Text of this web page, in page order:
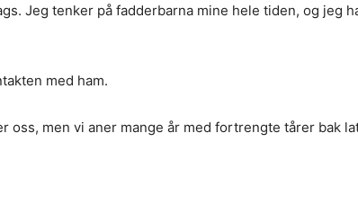
Jeg tenker på fadderbarna mine hele tiden, og jeg
med ham.
oss, men vi aner mange år med fortrengte tårer bak